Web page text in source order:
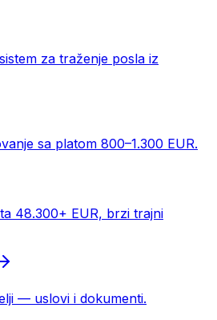
za traženje posla iz
sa platom 800–1.300 EUR.
48.300+ EUR, brzi trajni
— uslovi i dokumenti.